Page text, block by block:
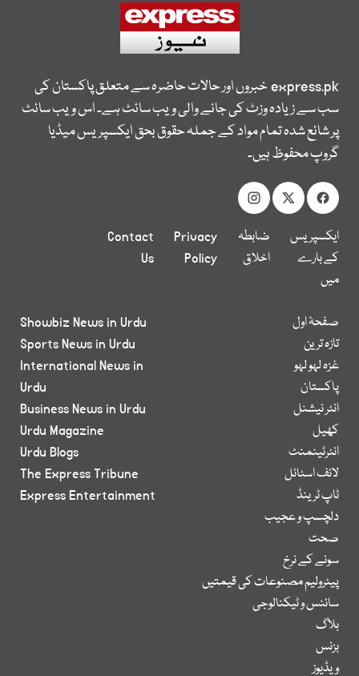
express.pkخبروں اور حالات حاضرہ سے متعلق پاکستان کی
سب سے زیادہ وزٹ کی جانے والی ویب سائٹ ہے۔ اس ویب سائٹ
پر شائع شدہ تمام مواد کے جملہ حقوق بحق ایکسپریس میڈیا
گروپ محفوظ ہیں۔
ایکسپریس
کے بارے
میں
ضابطہ
اخلاق
Privacy
Policy
Contact
Us
صفحۂ اول
تازہ ترین
غزہ لہو لہو
پاکستان
انٹر نیشنل
کھیل
انٹرٹینمنٹ
لائف اسٹائل
ٹاپ ٹرینڈ
دلچسپ و عجیب
صحت
سونے کے نرخ
پیٹرولیم مصنوعات کی قیمتیں
سائنس و ٹیکنالوجی
بلاگ
بزنس
ویڈیوز
Showbiz News in Urdu
Sports News in Urdu
International News in
Urdu
Business News in Urdu
Urdu Magazine
Urdu Blogs
The Express Tribune
Express Entertainment